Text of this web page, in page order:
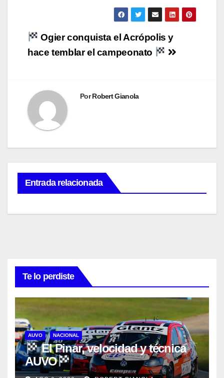
Navegación
de
Ogier conquista el Acrópolis y
hace temblar el campeonato
PorRobert Gianola
Entrada relacionada
Te lo perdiste
AUVO NACIONAL
El Pinar, velocidad y técnica
AUVO